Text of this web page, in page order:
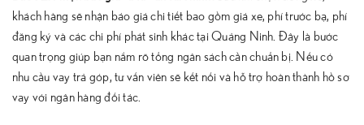
khách hàng sẽ nhận báo giá chi tiết bao gồm giá xe, phí trước bạ, phí
đăng ký và các chi phí phát sinh khác tại Quảng Ninh. Đây là bước
quan trọng giúp bạn nắm rõ tổng ngân sách cần chuẩn bị. Nếu có
nhu cầu vay trả góp, tư vấn viên sẽ kết nối và hỗ trợ hoàn thành hồ sơ
vay với ngân hàng đối tác.